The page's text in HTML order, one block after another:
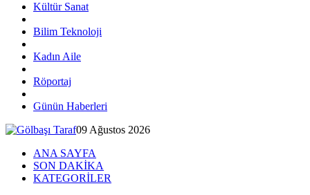
Kültür Sanat
Bilim Teknoloji
Kadın Aile
Röportaj
Günün Haberleri
09 Ağustos 2026
ANA SAYFA
SON DAKİKA
KATEGORİLER